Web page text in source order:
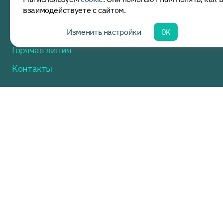
Полезная информация
Нормативные акты
Горячая линия
Контакты
взаимодействуете с сайтом.
Изменить настройки OK